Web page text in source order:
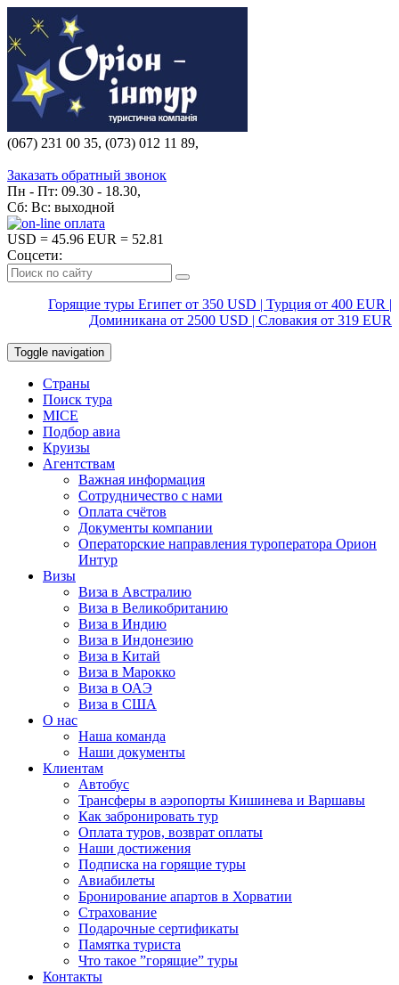
(067) 231 00 35, (073) 012 11 89,
Заказать обратный звонок
Пн - Пт: 09.30 - 18.30,
Сб: Вс: выходной
USD = 45.96 EUR = 52.81
Соцсети:
Горящие туры Египет от 350 USD | Турция от 400 EUR |
Доминикана от 2500 USD | Словакия от 319 EUR
Toggle navigation
Страны
Поиск тура
MICE
Подбор авиа
Круизы
Агентствам
Важная информация
Сотрудничество с нами
Оплата счётов
Документы компании
Операторские направления туроператора Орион
Интур
Визы
Виза в Австралию
Виза в Великобританию
Виза в Индию
Виза в Индонезию
Виза в Китай
Виза в Марокко
Виза в ОАЭ
Виза в США
О нас
Наша команда
Наши документы
Клиентам
Автобус
Трансферы в аэропорты Кишинева и Варшавы
Как забронировать тур
Оплата туров, возврат оплаты
Наши достижения
Подписка на горящие туры
Авиабилеты
Бронирование апартов в Хорватии
Страхование
Подарочные сертификаты
Памятка туриста
Что такое ”горящие” туры
Контакты